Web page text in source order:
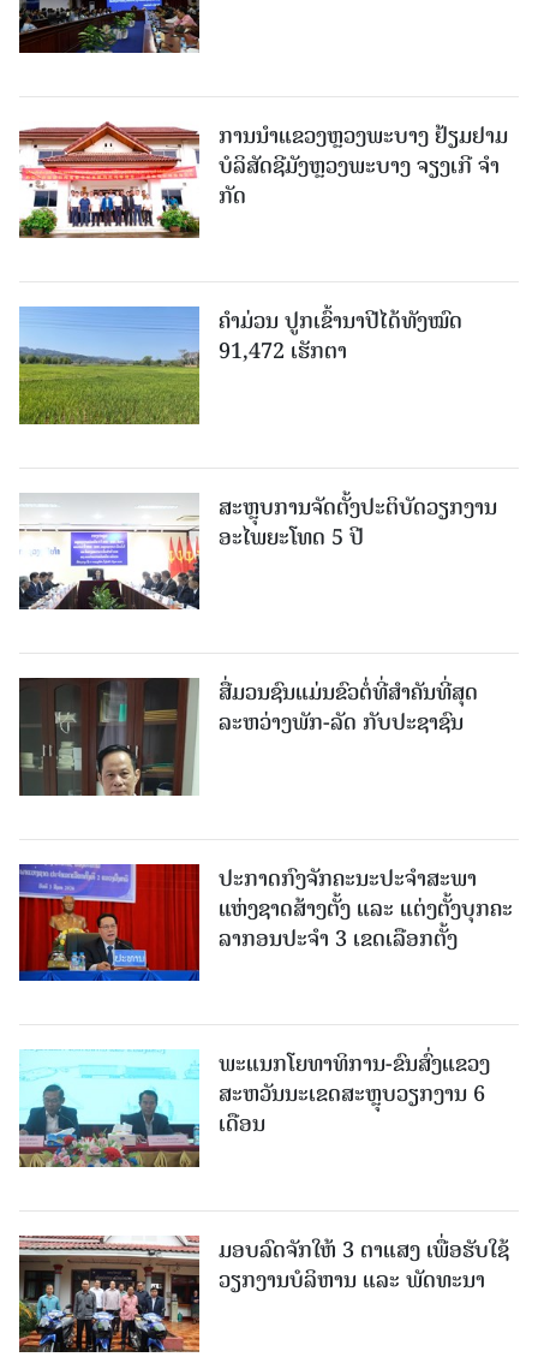
ການນຳແຂວງຫຼວງພະບາງ ຢ້ຽມ​ຢາມ
ບໍ​ລິ​ສັດຊີມັງຫຼວງພະບາງ ຈຽງເກີ ຈໍາ
ກັດ
ຄໍາມ່ວນ ປູກເຂົ້ານາປີໄດ້ທັງໝົດ
91,472 ເຮັກຕາ
ສະຫຼຸບການຈັດຕັ້ງປະຕິບັດວຽກງານ
ອະໄພຍະໂທດ 5 ປີ
ສື່ມວນຊົນແມ່ນຂົວຕໍ່ທີ່ສໍາຄັນທີ່ສຸດ
ລະຫວ່າງພັກ-ລັດ ກັບປະຊາຊົນ
ປະກາດກົງຈັກຄະນະປະຈໍາສະພາ
ແຫ່ງຊາດສ້າງຕັ້ງ ແລະ ແຕ່ງຕັ້ງບຸກຄະ
ລາກອນປະຈໍາ 3 ເຂດເລືອກຕັ້ງ
ພະແນກໂຍທາທິການ-ຂົນສົ່ງແຂວງ
ສະຫວັນນະເຂດສະຫຼຸບວຽກງານ 6
ເດືອນ
ມອບລົດຈັກໃຫ້ 3 ຕາແສງ ເພື່ອຮັບໃຊ້
ວຽກງານບໍລິຫານ ແລະ ພັດທະນາ